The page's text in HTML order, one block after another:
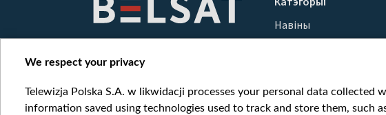
Навіны
Вайна
We respect your privacy
Telewizja Polska S.A. w likwidacji processes your personal data
information saved using technologies used to track and store them, such